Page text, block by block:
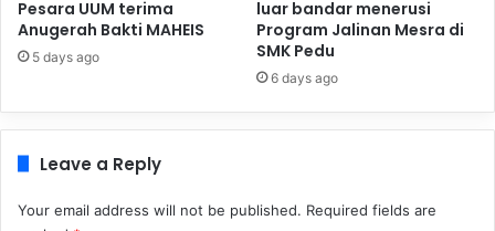
Pesara UUM terima
Anugerah Bakti MAHEIS
5 days ago
luar bandar menerusi
Program Jalinan Mesra di
SMK Pedu
6 days ago
Leave a Reply
Your email address will not be published. Required fields are